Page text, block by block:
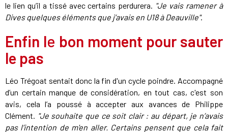
le lien qu’il a tissé avec certains perdurera. "Je vais ramener à
Dives quelques éléments que j’avais en U18 à Deauville".
Enfin le bon moment pour sauter
le pas
Léo Trégoat sentait donc la fin d'un cycle poindre. Accompagné
d’un certain manque de considération, en tout cas, c'est son
avis, cela l’a poussé à accepter aux avances de Philippe
Clément. "Je souhaite que ce soit clair : au départ, je n’avais
pas l’intention de m'en aller. Certains pensent que cela fait